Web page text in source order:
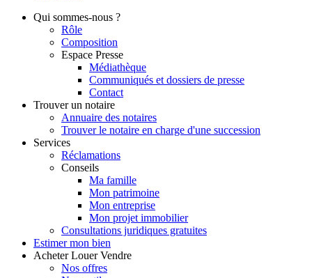
Qui sommes-nous ?
Rôle
Composition
Espace Presse
Médiathèque
Communiqués et dossiers de presse
Contact
Trouver un notaire
Annuaire des notaires
Trouver le notaire en charge d'une succession
Services
Réclamations
Conseils
Ma famille
Mon patrimoine
Mon entreprise
Mon projet immobilier
Consultations juridiques gratuites
Estimer mon bien
Acheter Louer Vendre
Nos offres